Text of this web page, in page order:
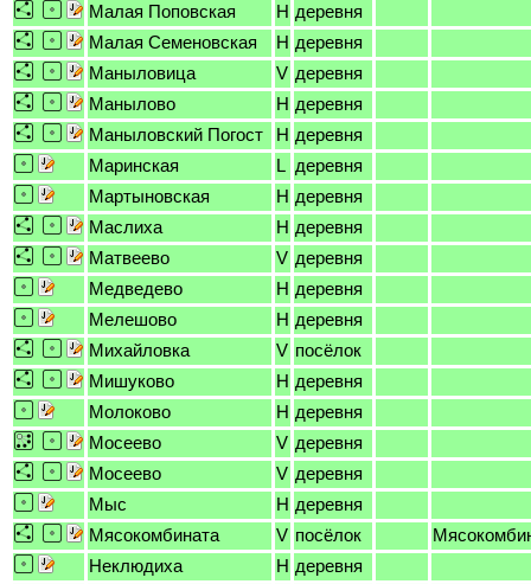
Малая Поповская H деревня
Малая Семеновская
H деревня
Маныловица
V деревня
Манылово
H деревня
Маныловский Погост
H деревня
Маринская
L деревня
Мартыновская
H деревня
Маслиха
H деревня
Матвеево
V деревня
Медведево
H деревня
Мелешово
H деревня
Михайловка
V посёлок
Мишуково
H деревня
Молоково
H деревня
Мосеево
V деревня
Мосеево
V деревня
Мыс
H деревня
Мясокомбината
V посёлок
Неклюдиха
H деревня